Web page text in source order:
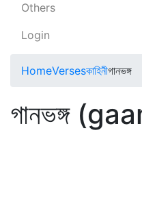
Others
Login
HomeVersesকাহিনীগানভঙ্গ
গানভঙ্গ